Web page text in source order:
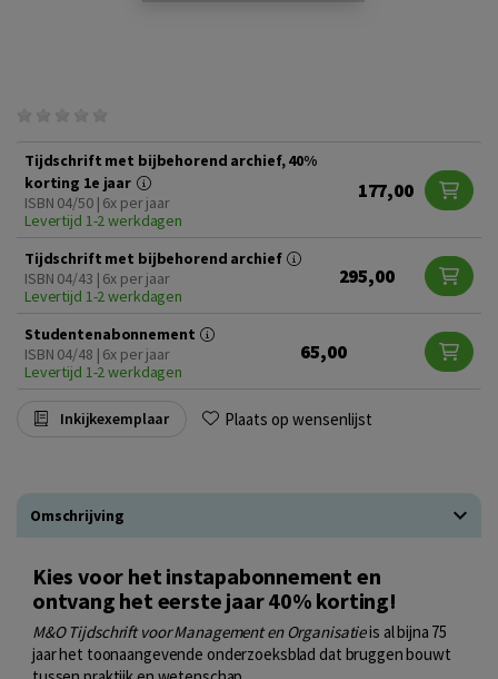
Tijdschrift met bijbehorend archief, 40%
korting 1e jaar
ISBN 04/50 | 6x per jaar
Levertijd 1-2 werkdagen
177,00
Tijdschrift met bijbehorend archief
ISBN 04/43 | 6x per jaar
Levertijd 1-2 werkdagen
295,00
Studentenabonnement
ISBN 04/48 | 6x per jaar
Levertijd 1-2 werkdagen
65,00
Inkijkexemplaar Plaats op wensenlijst
Omschrijving
Kies voor het instapabonnement en
ontvang het eerste jaar 40% korting!
M&O Tijdschrift voor Management en Organisatieis al bijna 75
jaar het toonaangevende onderzoeksblad dat bruggen bouwt